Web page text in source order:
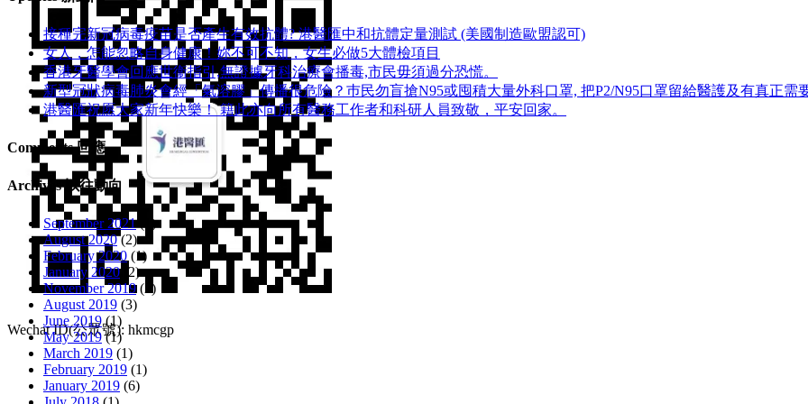
Wechat ID(公眾號): hkmcgp
接種完新冠病毒疫苗是否產生有效抗體? 港醫匯中和抗體定量測試 (美國制造歐盟認可)
女人，怎能忽略自身健康！妳不可不知，女生必做5大體檢項目
香港牙醫學會回應世衞指引,無證據牙科治療會播毒,市民毋須過分恐慌。
新型冠狀病毒肺炎會經「氣溶膠」傳播很危險？巿民勿盲搶N95或囤積大量外科口罩, 把P​2/N95口罩留給醫護及有真正需
港醫匯祝愿大家新年快樂！ 籍此亦向所有醫務工作者和科研人員致敬，平安回家。
Comments 回應
Archives 以往動向
September 2021(1)
August 2020(2)
February 2020 (1)
January 2020(2)
November 2019(2)
August 2019 (3)
June 2019(1)
May 2019(1)
March 2019 (1)
February 2019 (1)
January 2019 (6)